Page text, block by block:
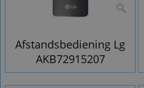
Afstandsbediening Lg
AKB72915207